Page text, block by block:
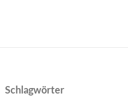
Schlagwörter